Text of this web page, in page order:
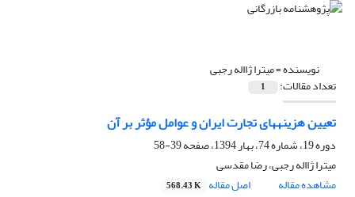
نویسنده =میترا ژااله رجبی
تعداد مقالات: 1
تعیین هزینههای تجارت ایران و عوامل مؤثر بر آن
دوره 19، شماره 74، بهار 1394، صفحه
39-58
میترا ژااله رجبی، رضا مقدسی
مشاهده مقاله
اصل مقاله 568.43 K